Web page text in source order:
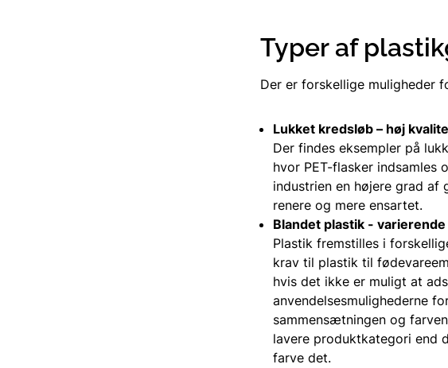
Typer af
Der er forskellige muligheder
Lukket kredsløb – høj
Der findes eksempler på
hvor PET-flasker indsamles
industrien en højere grad af
renere og mere ensartet.
Blandet plastik -
Plastik fremstilles i
krav til plastik til
hvis det ikke er muligt at
anvendelsesmulighederne
sammensætningen og
lavere produktkategori end
farve det.